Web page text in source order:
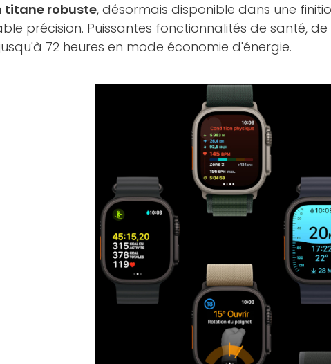
titane robuste, désormais disponible dans une
précision. Puissantes fonctionnalités de santé,
72 heures en mode économie d'énergie.